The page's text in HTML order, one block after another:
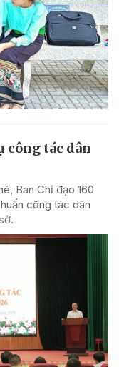
công tác dân
Ban Chỉ đạo 160
công tác dân